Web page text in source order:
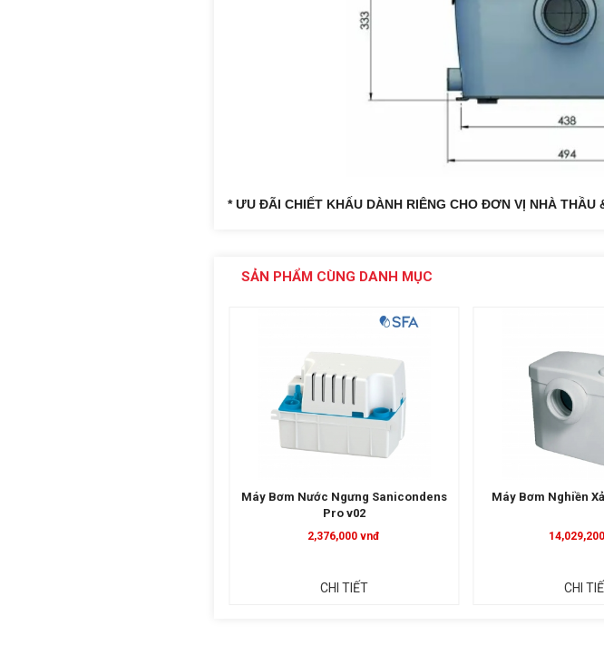
* ƯU ĐÃI CHIẾT KHẤU DÀNH RIÊNG CHO ĐƠN VỊ NHÀ THẦU
SẢN PHẨM CÙNG DANH MỤC
Máy Bơm Nước Ngưng Sanicondens
Pro v02
2,376,000 vnđ
CHI TIẾT
Máy Bơm Nghiền
CHI